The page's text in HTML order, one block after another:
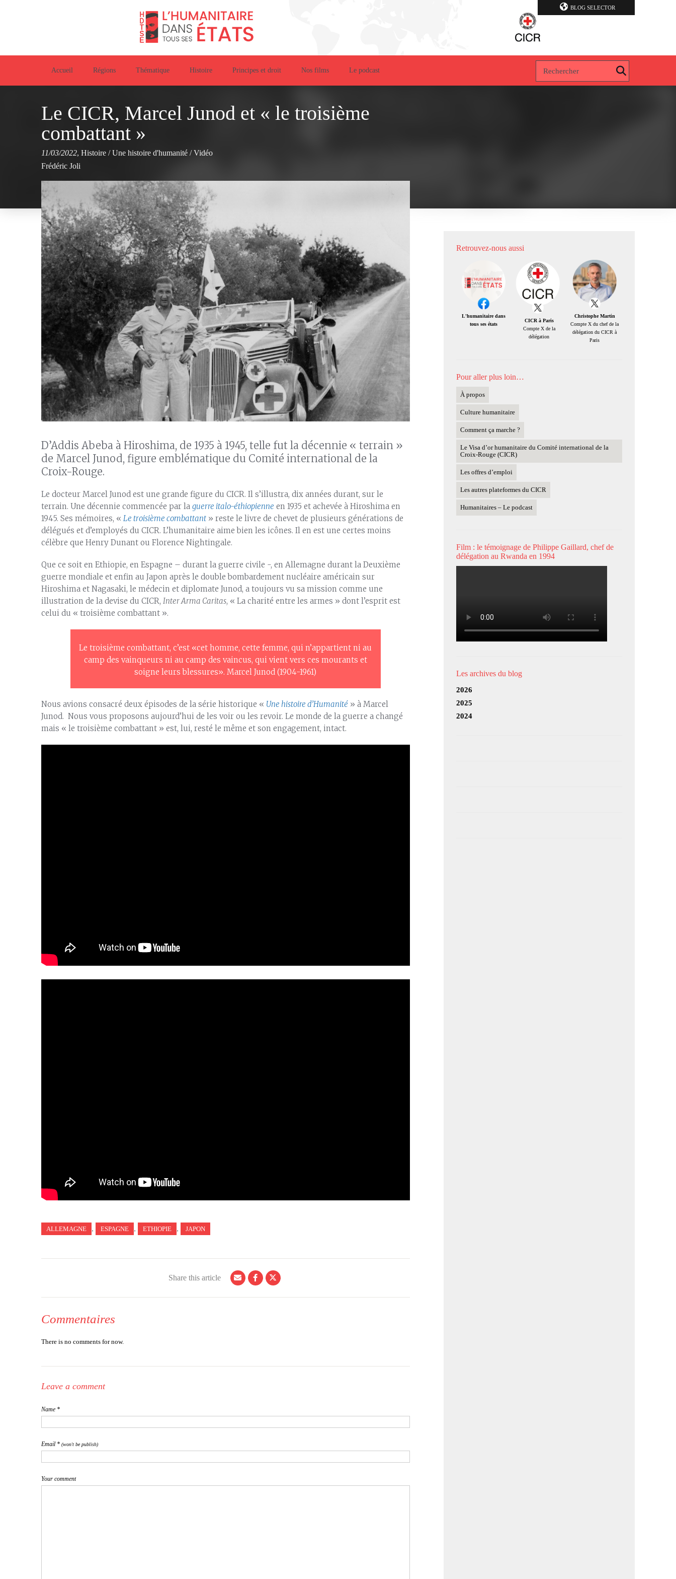
BLOG SELECTOR
Accueil Régions Thématique Histoire Principes et droit Nos films Le podcast
Le CICR, Marcel Junod et « le troisième
combattant »
11/03/2022, Histoire /Une histoire d'humanité /Vidéo
Frédéric Joli
D’Addis Abeba à Hiroshima, de 1935 à 1945, telle fut la décennie « terrain »
de Marcel Junod, figure emblématique du Comité international de la
Croix-Rouge.
Le docteur Marcel Junod est une grande figure du CICR. Il s’illustra, dix années durant, sur le
terrain. Une décennie commencée par la guerre italo-éthiopienne en 1935 et achevée à Hiroshima en
1945. Ses mémoires, « Le troisième combattant » reste le livre de chevet de plusieurs générations de
délégués et d’employés du CICR. L’humanitaire aime bien les icônes. Il en est une certes moins
célèbre que Henry Dunant ou Florence Nightingale.
Que ce soit en Ethiopie, en Espagne – durant la guerre civile -, en Allemagne durant la Deuxième
guerre mondiale et enfin au Japon après le double bombardement nucléaire américain sur
Hiroshima et Nagasaki, le médecin et diplomate Junod, a toujours vu sa mission comme une
illustration de la devise du CICR, Inter Arma Caritas, « La charité entre les armes » dont l’esprit est
celui du « troisième combattant ».
Le troisième combattant, c’est «cet homme, cette femme, qui n’appartient ni au
camp des vainqueurs ni au camp des vaincus, qui vient vers ces mourants et
soigne leurs blessures». Marcel Junod (1904-1961)
Nous avions consacré deux épisodes de la série historique « Une histoire d’Humanité » à Marcel
Junod. Nous vous proposons aujourd’hui de les voir ou les revoir. Le monde de la guerre a changé
mais « le troisième combattant » est, lui, resté le même et son engagement, intact.
ALLEMAGNE , ESPAGNE , ETHIOPIE , JAPON
Share this article
Commentaires
There is no comments for now.
Leave a comment
Name *
Email * (won't be publish)
Your comment
Retrouvez-nous aussi
L'humanitaire dans
tous ses états
CICR à Paris
Compte X de la
délégation
Christophe Martin
Compte X du chef de la
délégation du CICR à
Paris
Pour aller plus loin…
À propos
Culture humanitaire
Comment ça marche ?
Le Visa d’or humanitaire du Comité international de la
Croix-Rouge (CICR)
Les offres d’emploi
Les autres plateformes du CICR
Humanitaires – Le podcast
Film : le témoignage de Philippe Gaillard, chef de
délégation au Rwanda en 1994
Les archives du blog
2026
2025
2024